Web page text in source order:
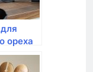
ореха